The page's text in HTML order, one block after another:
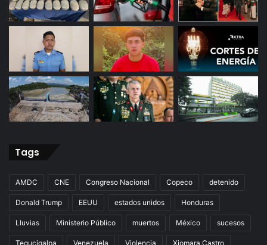
Tags
AMDC CNE Congreso Nacional Copeco detenido
Donald Trump EEUU estados unidos Honduras
Lluvias Ministerio Público muertos México sucesos
Tegucigalpa Venezuela Violencia Xiomara Castro